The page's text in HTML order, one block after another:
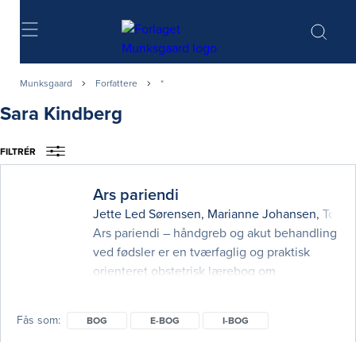
Søg
Munksgaard Forfattere *
Sara Kindberg
FILTRÉR
Ars pariendi
Jette Led Sørensen, Marianne Johansen, Tom
Ars pariendi – håndgreb og akut behandling
ved fødsler er en tværfaglig og praktisk
orienteret obstetrisk lærebog om
gennemgår i kortfattet form og med mange
Fås som BOG E-BOG I-BOG